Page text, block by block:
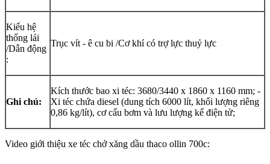
Kiểu hệ
thống lái
/Dẫn động
:
Trục vít - ê cu bi /Cơ khí có trợ lực thuỷ lực
Ghi chú:
Kích thước bao xi téc: 3680/3440 x 1860 x 1160 mm; -
Xi téc chứa diesel (dung tích 6000 lít, khối lượng riêng
0,86 kg/lít), cơ cấu bơm và lưu lượng kế điện tử;
Video giới thiệu xe téc chở xăng dầu thaco ollin 700c: